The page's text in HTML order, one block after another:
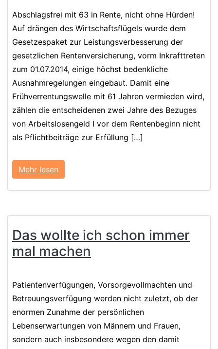
Abschlagsfrei mit 63 in Rente, nicht ohne Hürden!
Auf drängen des Wirtschaftsflügels wurde dem
Gesetzespaket zur Leistungsverbesserung der
gesetzlichen Rentenversicherung, vorm Inkrafttreten
zum 01.07.2014, einige höchst bedenkliche
Ausnahmregelungen eingebaut. Damit eine
Frühverrentungswelle mit 61 Jahren vermieden wird,
zählen die entscheidenen zwei Jahre des Bezuges
von Arbeitslosengeld I vor dem Rentenbeginn nicht
als Pflichtbeiträge zur Erfüllung […]
Mehr lesen
Das wollte ich schon immer
mal machen
Patientenverfügungen, Vorsorgevollmachten und
Betreuungsverfügung werden nicht zuletzt, ob der
enormen Zunahme der persönlichen
Lebenserwartungen von Männern und Frauen,
sondern auch insbesondere wegen den damit